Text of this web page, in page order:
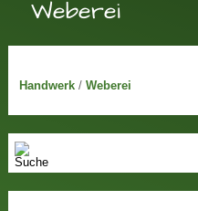
Weberei
Handwerk/ Weberei